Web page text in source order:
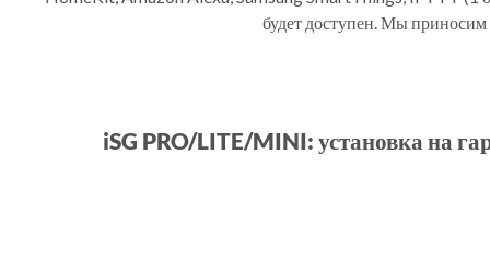
будет доступен. Мы приносим
iSG PRO/LITE/MINI: установка на